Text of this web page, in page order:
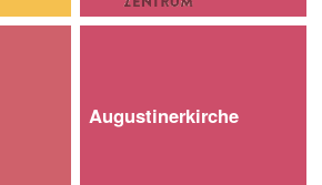
Augustinerkirche